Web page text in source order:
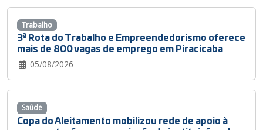
3ª Rota do Trabalho e Empreendedorismo oferece
mais de 800 vagas de emprego em Piracicaba
05/08/2026
Trabalho
Copa do Aleitamento mobilizou rede de apoio à
Saúde